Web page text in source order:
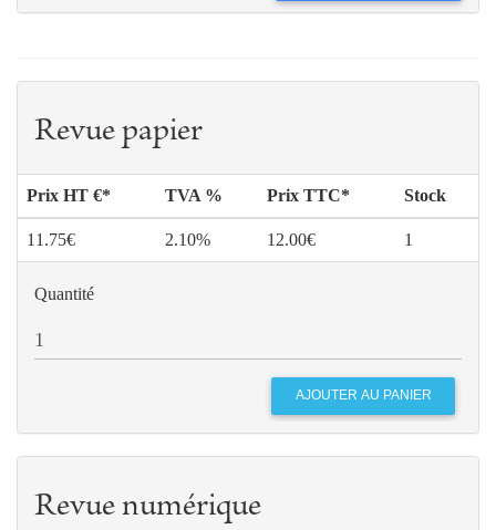
Revue papier
Prix HT €* TVA % Prix TTC* Stock
11.75€ 2.10% 12.00€ 1
Quantité
Revue numérique